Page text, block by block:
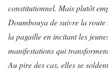
constitutionnel. Mais plutôt
Doumbouya de suivre la route
la pagaille en incitant les
manifestations qui
Au pire des cas, elles se